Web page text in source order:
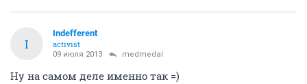
I
Indefferent
activist
09 июля 2013 medmedal
Ну на самом деле именно так =)